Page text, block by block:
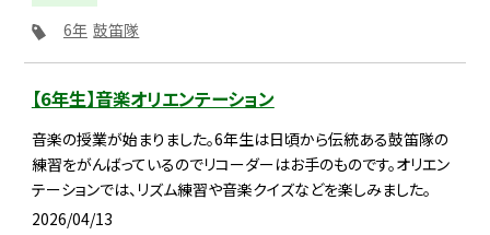
6年 鼓笛隊
【6年生】音楽オリエンテーション
音楽の授業が始まりました。6年生は日頃から伝統ある鼓笛隊の
練習をがんばっているのでリコーダーはお手のものです。オリエン
テーションでは、リズム練習や音楽クイズなどを楽しみました。
2026/04/13